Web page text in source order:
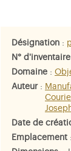
Désignation :
N°
Domaine :
Auteur:
Date de
Emplacement :